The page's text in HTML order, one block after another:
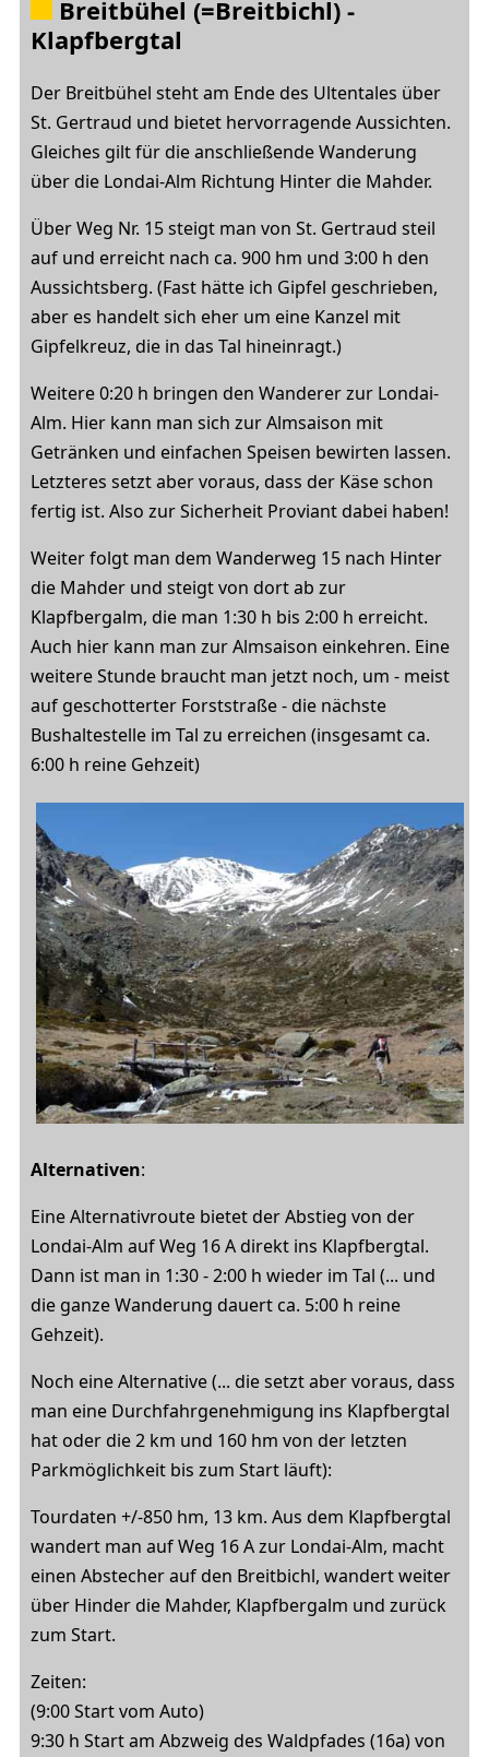
Breitbühel (=Breitbichl) -
Klapfbergtal
Der Breitbühel steht am Ende des Ultentales über
St. Gertraud und bietet hervorragende Aussichten.
Gleiches gilt für die anschließende Wanderung
über die Londai-Alm Richtung Hinter die Mahder.
Über Weg Nr. 15 steigt man von St. Gertraud steil
auf und erreicht nach ca. 900 hm und 3:00 h den
Aussichtsberg. (Fast hätte ich Gipfel geschrieben,
aber es handelt sich eher um eine Kanzel mit
Gipfelkreuz, die in das Tal hineinragt.)
Weitere 0:20 h bringen den Wanderer zur Londai-
Alm. Hier kann man sich zur Almsaison mit
Getränken und einfachen Speisen bewirten lassen.
Letzteres setzt aber voraus, dass der Käse schon
fertig ist. Also zur Sicherheit Proviant dabei haben!
Weiter folgt man dem Wanderweg 15 nach Hinter
die Mahder und steigt von dort ab zur
Klapfbergalm, die man 1:30 h bis 2:00 h erreicht.
Auch hier kann man zur Almsaison einkehren. Eine
weitere Stunde braucht man jetzt noch, um - meist
auf geschotterter Forststraße - die nächste
Bushaltestelle im Tal zu erreichen (insgesamt ca.
6:00 h reine Gehzeit)
Alternativen:
Eine Alternativroute bietet der Abstieg von der
Londai-Alm auf Weg 16 A direkt ins Klapfbergtal.
Dann ist man in 1:30 - 2:00 h wieder im Tal (... und
die ganze Wanderung dauert ca. 5:00 h reine
Gehzeit).
Noch eine Alternative(... die setzt aber voraus, dass
man eine Durchfahrgenehmigung ins Klapfbergtal
hat oder die 2 km und 160 hm von der letzten
Parkmöglichkeit bis zum Start läuft):
Tourdaten +/-850 hm, 13 km. Aus dem Klapfbergtal
wandert man auf Weg 16 A zur Londai-Alm, macht
einen Abstecher auf den Breitbichl, wandert weiter
über Hinder die Mahder, Klapfbergalm und zurück
zum Start.
Zeiten:
(9:00 Start vom Auto)
9:30 h Start am Abzweig des Waldpfades (16a) von